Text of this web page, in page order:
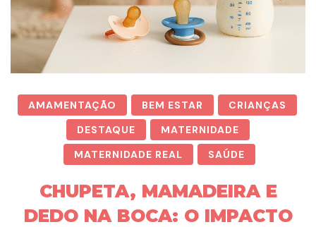
AMAMENTAÇÃO BEM ESTAR
CRIANÇAS
DESTAQUE
MATERNIDADE
MATERNIDADE REAL
SAÚDE
CHUPETA, MAMADEIRA E
DEDO NA BOCA: O IMPACTO